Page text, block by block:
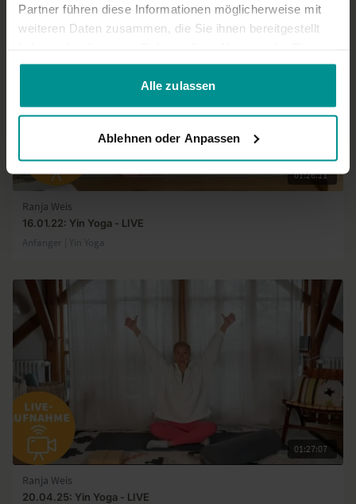
Partner führen diese Informationen möglicherweise mit
weiteren Daten zusammen, die Sie ihnen bereitgestellt
gesammelt haben.
Alle zulassen
Ablehnen oder Anpassen
01:26:11
Ranja Weis
16.01.22: Yin Yoga - LIVE
Anfänger | Yin Yoga
01:27:07
Ranja Weis
20.04.25: Yin Yoga - LIVE